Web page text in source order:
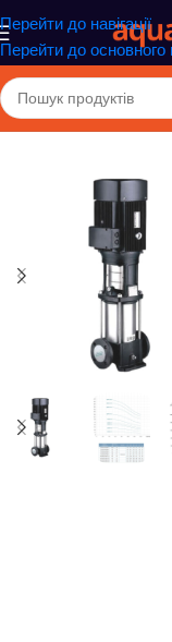
Перейти до навігації
Перейти до основного
Головна/Насоси та